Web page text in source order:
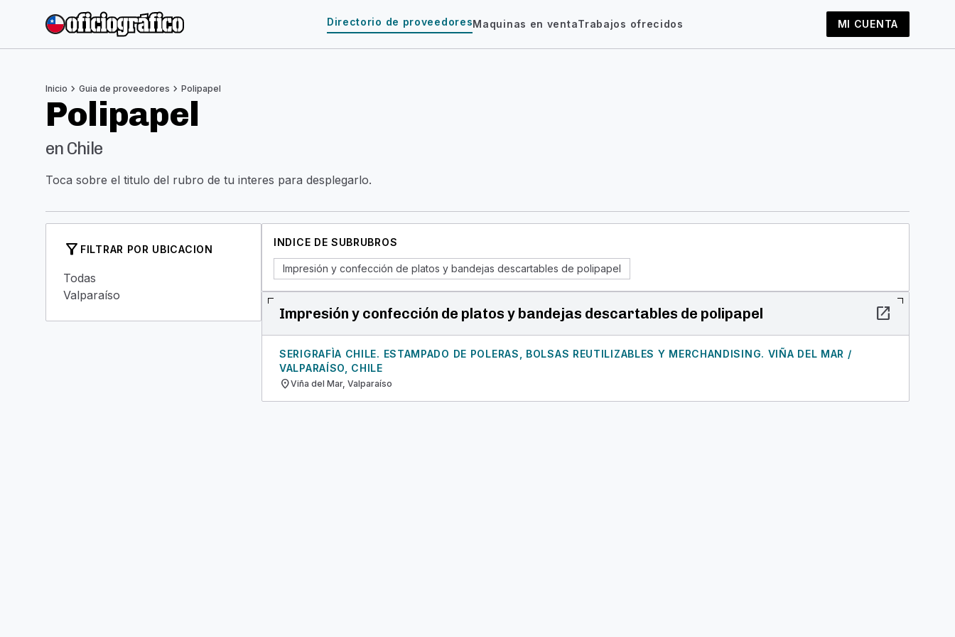
Directorio de proveedoresMaquinas en ventaTrabajos ofrecidos MI CUENTA
Inicio chevron_right Guia de proveedores chevron_right Polipapel
Polipapel
en Chile
Toca sobre el titulo del rubro de tu interes para desplegarlo.
filter_alt FILTRAR POR UBICACION
Todas
Valparaíso
INDICE DE SUBRUBROS
Impresión y confección de platos y bandejas descartables de polipapel
Impresión y confección de platos y bandejas descartables de polipapel open_in_new
SERIGRAFÌA CHILE. ESTAMPADO DE POLERAS, BOLSAS REUTILIZABLES Y MERCHANDISING. VIÑA DEL MAR /
VALPARAÍSO, CHILE
location_onViña del Mar, Valparaíso